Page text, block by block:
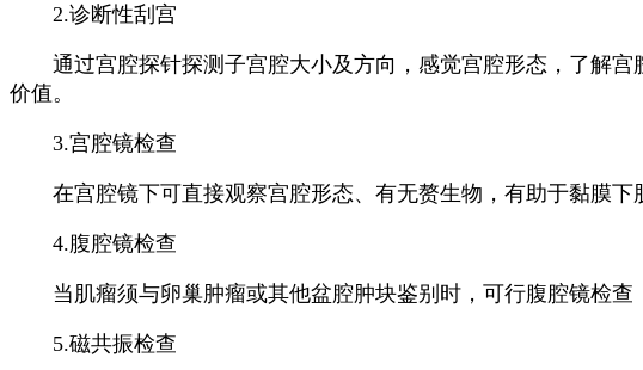
2.诊断性刮宫
通过宫腔探针探测子宫腔大小及方向，感觉宫腔形态，了解宫
价值。
3.宫腔镜检查
在宫腔镜下可直接观察宫腔形态、有无赘生物，有助于黏膜下
4.腹腔镜检查
当肌瘤须与卵巢肿瘤或其他盆腔肿块鉴别时，可行腹腔镜检查
5.磁共振检查